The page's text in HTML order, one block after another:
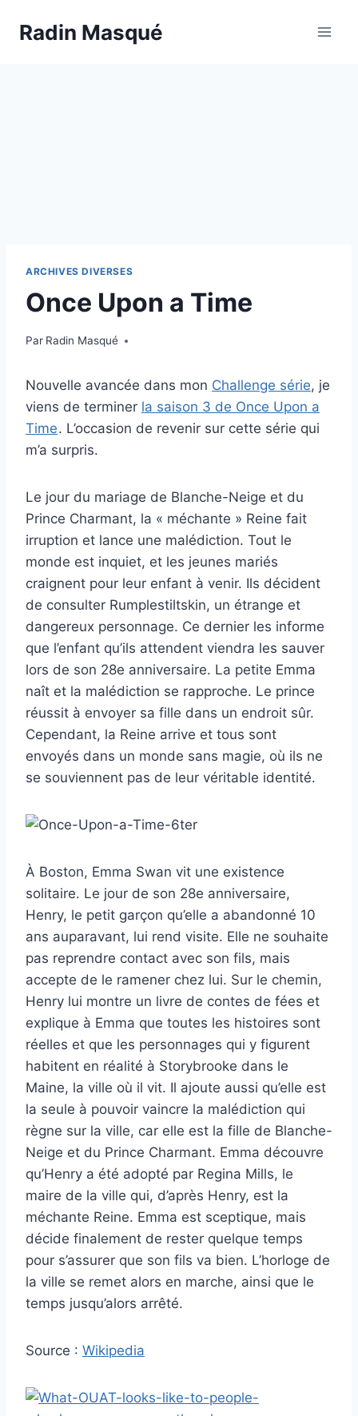
Radin Masqué
ARCHIVES DIVERSES
Once Upon a Time
Par Radin Masqué
Nouvelle avancée dans mon Challenge série, je
viens de terminer la saison 3 de Once Upon a
Time. L’occasion de revenir sur cette série qui
m’a surpris.
Le jour du mariage de Blanche-Neige et du
Prince Charmant, la « méchante » Reine fait
irruption et lance une malédiction. Tout le
monde est inquiet, et les jeunes mariés
craignent pour leur enfant à venir. Ils décident
de consulter Rumplestiltskin, un étrange et
dangereux personnage. Ce dernier les informe
que l’enfant qu’ils attendent viendra les sauver
lors de son 28e anniversaire. La petite Emma
naît et la malédiction se rapproche. Le prince
réussit à envoyer sa fille dans un endroit sûr.
Cependant, la Reine arrive et tous sont
envoyés dans un monde sans magie, où ils ne
se souviennent pas de leur véritable identité.
À Boston, Emma Swan vit une existence
solitaire. Le jour de son 28e anniversaire,
Henry, le petit garçon qu’elle a abandonné 10
ans auparavant, lui rend visite. Elle ne souhaite
pas reprendre contact avec son fils, mais
accepte de le ramener chez lui. Sur le chemin,
Henry lui montre un livre de contes de fées et
explique à Emma que toutes les histoires sont
réelles et que les personnages qui y figurent
habitent en réalité à Storybrooke dans le
Maine, la ville où il vit. Il ajoute aussi qu’elle est
la seule à pouvoir vaincre la malédiction qui
règne sur la ville, car elle est la fille de Blanche-
Neige et du Prince Charmant. Emma découvre
qu’Henry a été adopté par Regina Mills, le
maire de la ville qui, d’après Henry, est la
méchante Reine. Emma est sceptique, mais
décide finalement de rester quelque temps
pour s’assurer que son fils va bien. L’horloge de
la ville se remet alors en marche, ainsi que le
temps jusqu’alors arrêté.
Source : Wikipedia